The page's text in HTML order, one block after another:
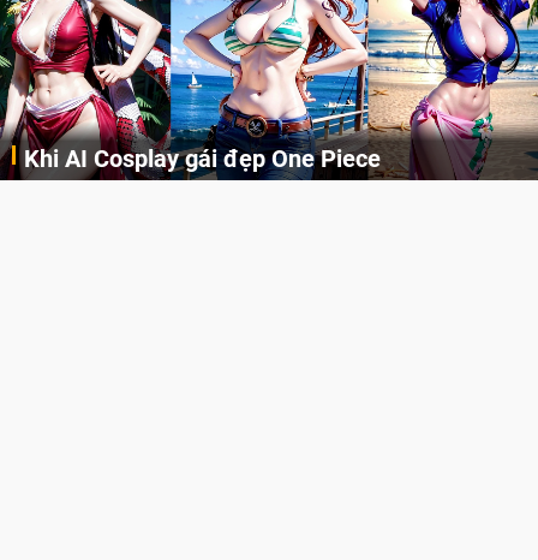
Khi AI Cosplay gái đẹp One Piece